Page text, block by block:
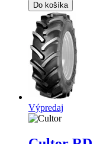
Do košíka
Výpredaj